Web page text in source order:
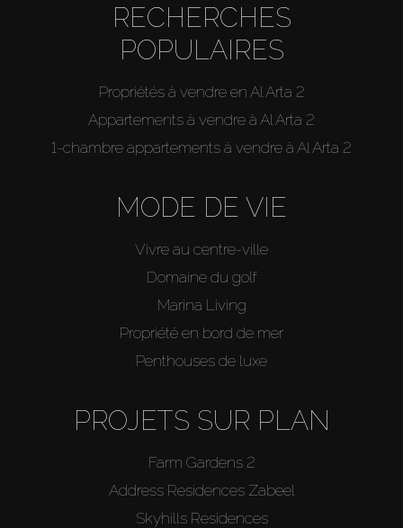
RECHERCHES
POPULAIRES
Propriétés à vendre en Al Arta 2
Appartements à vendre à Al Arta 2
1-chambre appartements à vendre à Al Arta 2
MODE DE VIE
Vivre au centre-ville
Domaine du golf
Marina Living
Propriété en bord de mer
Penthouses de luxe
PROJETS SUR PLAN
Farm Gardens 2
Address Residences Zabeel
Skyhills Residences